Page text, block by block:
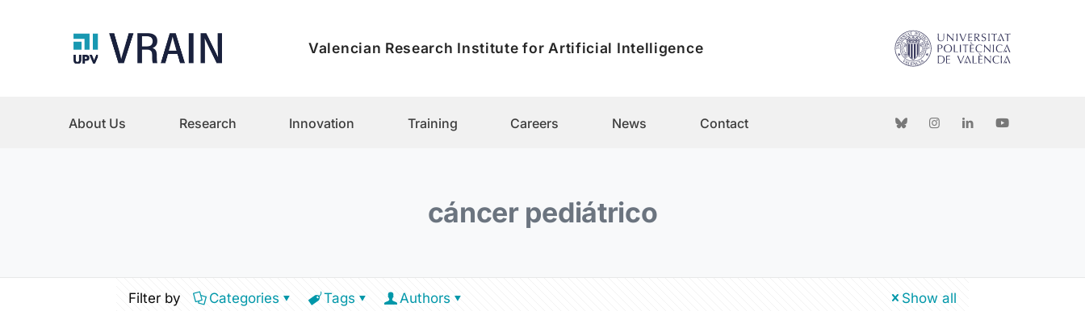
Valencian Research Institute for Artificial Intelligence
About Us Research Innovation Training Careers News Contact
cáncer pediátrico
Filter by Categories Tags Authors Show all